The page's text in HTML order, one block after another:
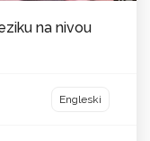
na nivou
Engleski